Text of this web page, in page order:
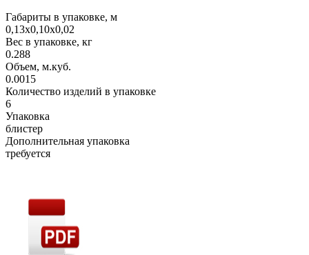
Габариты в упаковке, м
0,13х0,10х0,02
Вес в упаковке, кг
0.288
Объем, м.куб.
0.0015
Количество изделий в упаковке
6
Упаковка
блистер
Дополнительная упаковка
требуется